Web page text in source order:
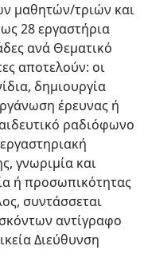
μαθητών/τριών και
28 εργαστήρια
ανά Θεματικό
αποτελούν: οι
δημιουργία
έρευνας ή
ραδιόφωνο
γνωριμία και
ή προσωπικότητας
συντάσσεται
αντίγραφο
Διεύθυνση